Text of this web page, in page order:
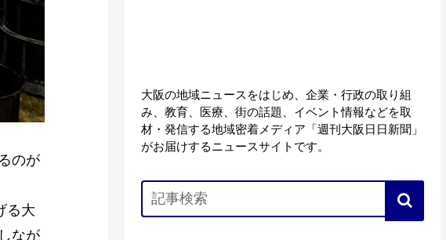
のが
る大
なが
大阪の地域ニュースをはじめ、企業・行政の取り組
み、教育、医療、街の話題、イベント情報などを取
材・発信する地域密着メディア「週刊大阪日日新聞」
がお届けするニュースサイトです。